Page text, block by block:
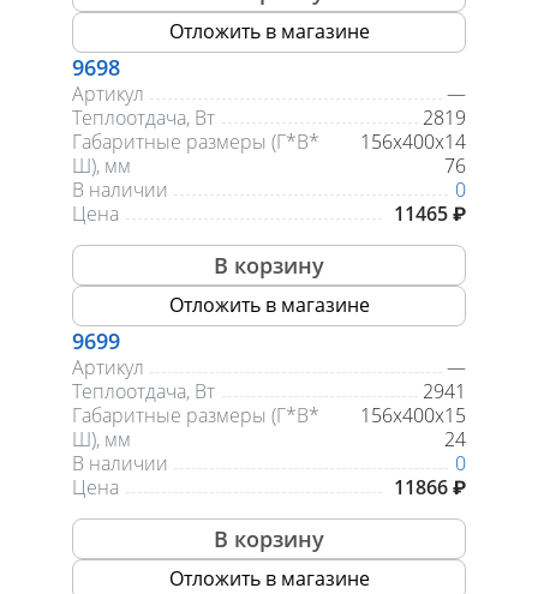
Отложить в магазине
9698
Артикул
—
Теплоотдача, Вт
2819
Габаритные размеры (Г*В*
Ш), мм
156х400х14
76
В наличии
0
Цена
11465 ₽
В корзину
Отложить в магазине
9699
Артикул
—
Теплоотдача, Вт
2941
Габаритные размеры (Г*В*
Ш), мм
156х400х15
24
В наличии
0
Цена
11866 ₽
В корзину
Отложить в магазине